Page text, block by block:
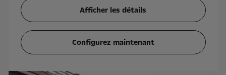
Afficher les détails
Configurez maintenant